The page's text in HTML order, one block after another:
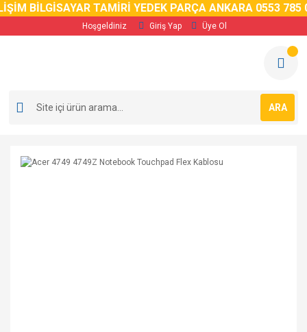
BİLGİSAYAR TAMİRİ YEDEK PARÇA ANKARA 0553 785 02
Hoşgeldiniz Giriş Yap Üye Ol
ARA